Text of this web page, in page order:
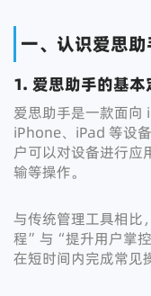
一、认识爱思
1. 爱思助手的基本
爱思助手是一款面向
iPhone、iPad 等设
户可以对设备进行应
输等操作。
与传统管理工具相比
程”与“提升用户掌
在短时间内完成常见